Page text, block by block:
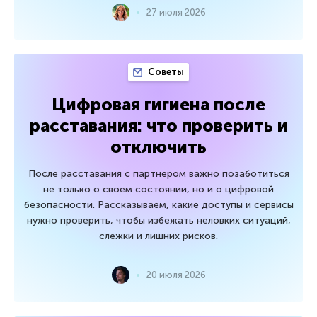
27 июля 2026
Советы
Цифровая гигиена после
расставания: что проверить и
отключить
После расставания с партнером важно позаботиться
не только о своем состоянии, но и о цифровой
безопасности. Рассказываем, какие доступы и сервисы
нужно проверить, чтобы избежать неловких ситуаций,
слежки и лишних рисков.
20 июля 2026